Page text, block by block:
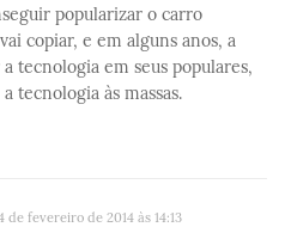
popularizar o carro
copiar, e em alguns anos, a
tecnologia em seus populares,
tecnologia às massas.
de fevereiro de 2014 às 14:13